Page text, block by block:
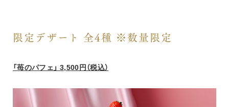
限定デザート 全4種 ※数量限定
「苺のパフェ」 3,500円（税込）